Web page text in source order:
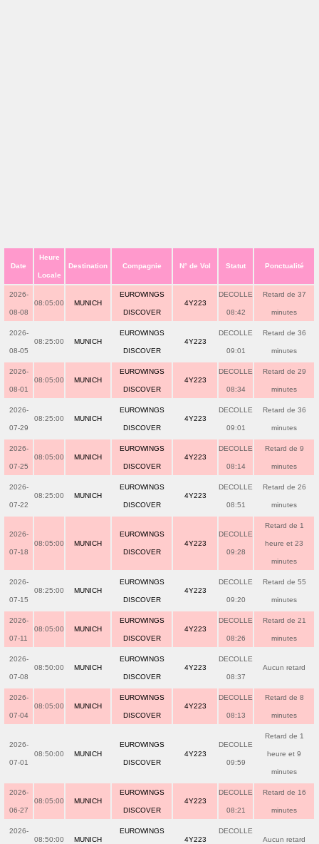
Date
Heure
Locale
Destination Compagnie N° de Vol Statut Ponctualité
2026-
08-08
08:05:00 MUNICH
EUROWINGS
DISCOVER
4Y223
DECOLLE
08:42
Retard de 37
minutes
2026-
08-05
08:25:00 MUNICH
EUROWINGS
DISCOVER
4Y223
DECOLLE
09:01
Retard de 36
minutes
2026-
08-01
08:05:00 MUNICH
EUROWINGS
DISCOVER
4Y223
DECOLLE
08:34
Retard de 29
minutes
2026-
07-29
08:25:00 MUNICH
EUROWINGS
DISCOVER
4Y223
DECOLLE
09:01
Retard de 36
minutes
2026-
07-25
08:05:00 MUNICH
EUROWINGS
DISCOVER
4Y223
DECOLLE
08:14
Retard de 9
minutes
2026-
07-22
08:25:00 MUNICH
EUROWINGS
DISCOVER
4Y223
DECOLLE
08:51
Retard de 26
minutes
2026-
07-18
08:05:00 MUNICH
EUROWINGS
DISCOVER
4Y223
DECOLLE
09:28
Retard de 1
heure et 23
minutes
2026-
07-15
08:25:00 MUNICH
EUROWINGS
DISCOVER
4Y223
DECOLLE
09:20
Retard de 55
minutes
2026-
07-11
08:05:00 MUNICH
EUROWINGS
DISCOVER
4Y223
DECOLLE
08:26
Retard de 21
minutes
2026-
07-08
08:50:00 MUNICH
EUROWINGS
DISCOVER
4Y223
DECOLLE
08:37
Aucun retard
2026-
07-04
08:05:00 MUNICH
EUROWINGS
DISCOVER
4Y223
DECOLLE
08:13
Retard de 8
minutes
2026-
07-01
08:50:00 MUNICH
EUROWINGS
DISCOVER
4Y223
DECOLLE
09:59
Retard de 1
heure et 9
minutes
2026-
06-27
08:05:00 MUNICH
EUROWINGS
DISCOVER
4Y223
DECOLLE
08:21
Retard de 16
minutes
2026-
08:50:00 MUNICH
EUROWINGS
4Y223
DECOLLE
Aucun retard